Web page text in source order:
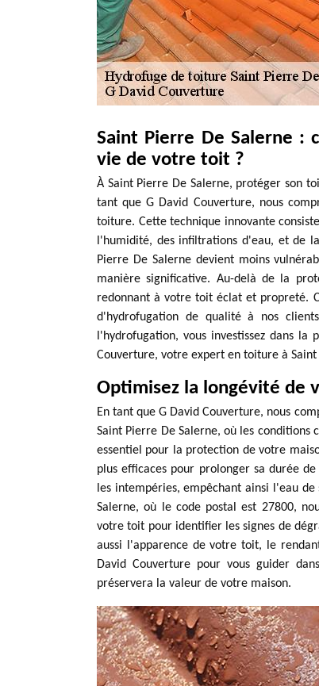
Saint Pierre De Salerne :
vie de votre toit ?
À Saint Pierre De Salerne, protéger son
tant que G David Couverture, nous
toiture. Cette technique innovante
l'humidité, des infiltrations d'eau, et de
Pierre De Salerne devient moins
manière significative. Au-delà de la
redonnant à votre toit éclat et propreté.
d'hydrofugation de qualité à nos
l'hydrofugation, vous investissez dans
Couverture, votre expert en toiture à Saint
Optimisez la longévité de
En tant que G David Couverture, nous
Saint Pierre De Salerne, où les
essentiel pour la protection de votre
plus efficaces pour prolonger sa durée
les intempéries, empêchant ainsi l'eau
Salerne, où le code postal est 27800,
votre toit pour identifier les signes de
aussi l'apparence de votre toit, le
David Couverture pour vous guider
préservera la valeur de votre maison.